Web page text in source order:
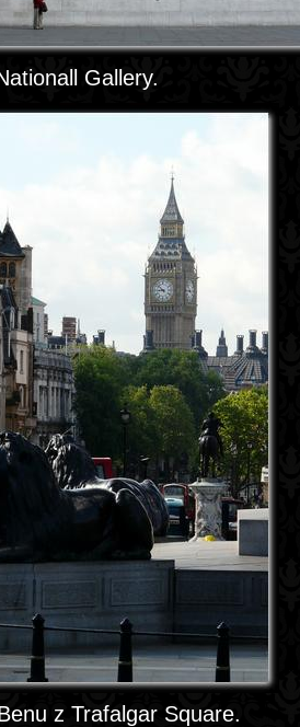
Gallery.
z Trafalgar Square.